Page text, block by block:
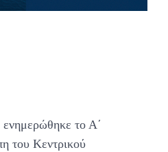
ενημερώθηκε το Α΄
του Κεντρικού